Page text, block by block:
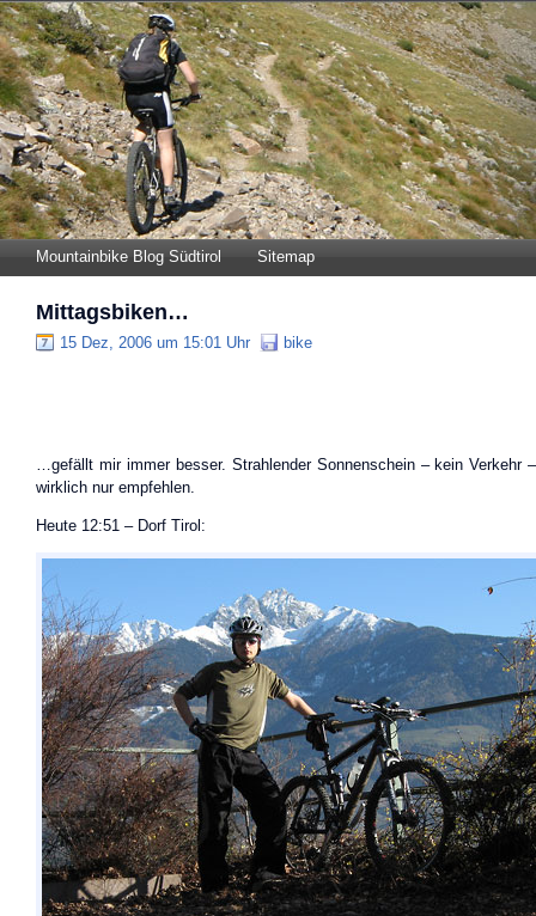
Mountainbike Blog Südtirol Sitemap
Mittagsbiken…
15 Dez, 2006 um 15:01 Uhr bike
…gefällt mir immer besser. Strahlender Sonnenschein – kein Verkehr
wirklich nur empfehlen.
Heute 12:51 – Dorf Tirol: